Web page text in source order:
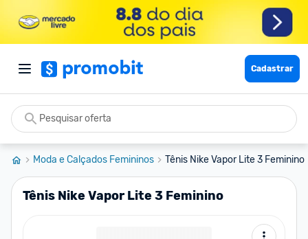
Cadastrar
Moda e Calçados Femininos Tênis Nike Vapor Lite 3 Feminino
Tênis Nike Vapor Lite 3 Feminino